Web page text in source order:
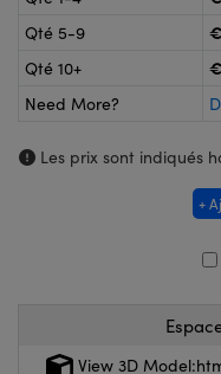
ou Coupleurs
de Poche ou à Mesure
pour Caméras
Optiques Lightpath
Labs™
Qté 5-9
Qté 10+
Need More?
Les prix sont indiqués
+
View 3D